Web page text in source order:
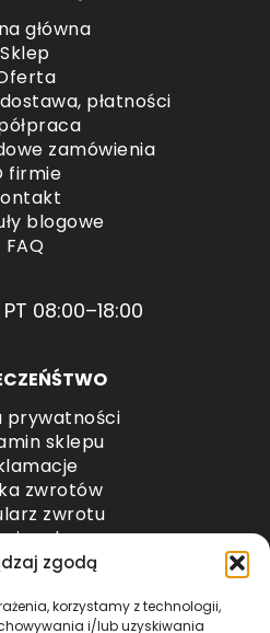
zgodą
korzystamy z technologii,
i/lub uzyskiwania
główna
Sklep
płatności
zamówienia
firmie
blogowe
FAQ
08:00–18:00
prywatności
sklepu
zwrotów
zwrotu
od umowy
– przesyłki paletowe
PŁATNOŚCI